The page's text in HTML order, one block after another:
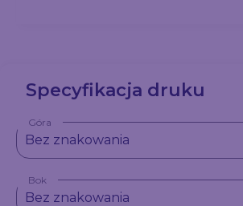
Specyfikacja druku
Góra
Bez znakowania
Bok
Bez znakowania